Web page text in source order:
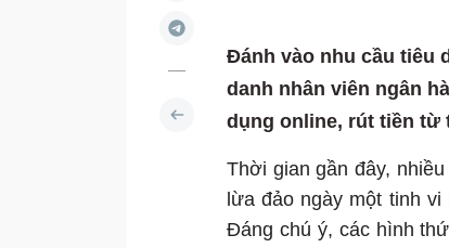
Đánh vào nhu cầu tiêu
danh nhân viên ngân
dụng online, rút tiền từ
Thời gian gần đây,
lừa đảo ngày một tinh
Đáng chú ý, các hình